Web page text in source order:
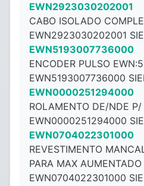
EWN2923030202001
CABO ISOLADO
EWN2923030202001
EWN5193007736000
ENCODER PULSO
EWN5193007736000
EWN0000251294000
ROLAMENTO DE/NDE P/
EWN0000251294000
EWN0704022301000
REVESTIMENTO
PARA MAX
EWN0704022301000